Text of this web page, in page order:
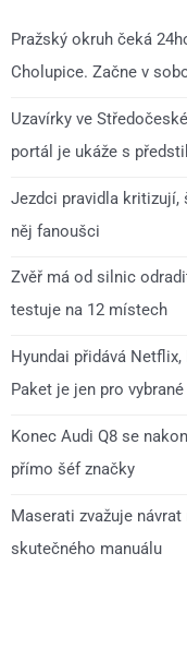
Pražský okruh čeká
Cholupice. Začne v
Uzavírky ve
portál je ukáže s
Jezdci pravidla kritizují,
něj fanoušci
Zvěř má od silnic
testuje na 12 místech
Hyundai přidává
Paket je jen pro
Konec Audi Q8 se
přímo šéf značky
Maserati zvažuje
skutečného manuálu